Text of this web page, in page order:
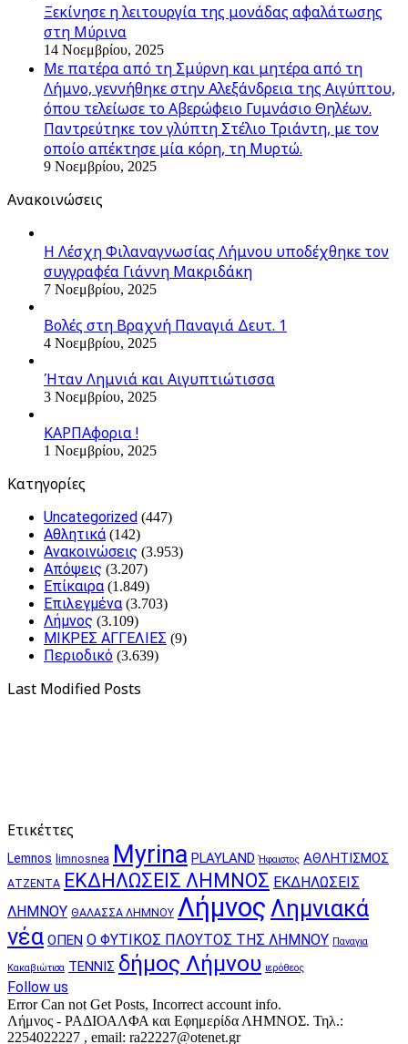
Ξεκίνησε η λειτουργία της μονάδας αφαλάτωσης
στη Μύρινα
14 Νοεμβρίου, 2025
Με πατέρα από τη Σμύρνη και μητέρα από τη
Λήμνο, γεννήθηκε στην Αλεξάνδρεια της Αιγύπτου,
όπου τελείωσε το Αβερώφειο Γυμνάσιο Θηλέων.
Παντρεύτηκε τον γλύπτη Στέλιο Τριάντη, με τον
οποίο απέκτησε μία κόρη, τη Μυρτώ.
9 Νοεμβρίου, 2025
Ανακοινώσεις
Η Λέσχη Φιλαναγνωσίας Λήμνου υποδέχθηκε τον
συγγραφέα Γιάννη Μακριδάκη
7 Νοεμβρίου, 2025
Βολές στη Βραχνή Παναγιά Δευτ. 1
4 Νοεμβρίου, 2025
Ήταν Λημνιά και Αιγυπτιώτισσα
3 Νοεμβρίου, 2025
ΚΑΡΠΑφορια !
1 Νοεμβρίου, 2025
Kατηγορίες
Uncategorized (447)
Αθλητικά (142)
Ανακοινώσεις (3.953)
Απόψεις (3.207)
Επίκαιρα (1.849)
Επιλεγμένα (3.703)
Λήμνος (3.109)
ΜΙΚΡΕΣ ΑΓΓΕΛΙΕΣ (9)
Περιοδικό (3.639)
Last Modified Posts
Ετικέττες
Lemnos limnosnea Myrina PLAYLAND Ήφαιστος ΑΘΛΗΤΙΣΜΟΣ
ΑΤΖΕΝΤΑ ΕΚΔΗΛΩΣΕΙΣ ΛΗΜΝΟΣ ΕΚΔΗΛΩΣΕΙΣ
ΛΗΜΝΟΥ ΘΑΛΑΣΣΑ ΛΗΜΝΟΥ Λήμνος Λημνιακά
νέα ΟΠΕΝ Ο ΦΥΤΙΚΟΣ ΠΛΟΥΤΟΣ ΤΗΣ ΛΗΜΝΟΥ Παναγια
Κακαβιώτισα ΤΕΝΝΙΣ δήμος Λήμνου ιερόθεος
Follow us
Error Can not Get Posts, Incorrect account info.
Λήμνος - ΡΑΔΙΟΑΛΦΑ και Εφημερίδα ΛΗΜΝΟΣ. Τηλ.:
2254022227 , email: ra22227@otenet.gr